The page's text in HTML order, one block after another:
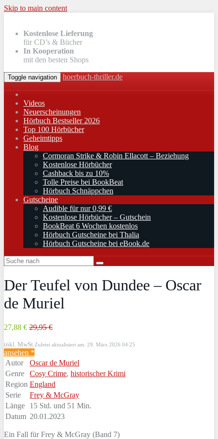
Skip to main content
Kostenlose Lieferung
für CD’s & Bücher
In Kooperation
mit den besten Shops
Toggle navigation hoerbuch-thriller.de
Videos
Neuerscheinungen
Hörbuch Bestseller 2026
Top 100 Hörbücher
Geheimtipps
Blog
Cormoran Strike & Robin Ellacott – Beziehung
Kostenlose Hörbücher
Cashback bis zu 10%
Tolle Preise bei BookBeat
Hörbuch Schnäppchen
Gutscheine
Audible für nur 0,99 €
Kostenlose Hörbücher – Gutschein
BookBeat 6 Wochen kostenlos
Hörbuch Gutscheine bei Thalia
Hörbuch Gutscheine bei eBook.de
Der Teufel von Dundee – Oscar
de Muriel
27,88 € 29,95 €
inkl. MwSt. Zuletzt aktualisiert am: 29. März 2026 04:25
ansehen *
Autor
Oscar de Muriel
Genre
Cosy Crime, historischer Krimi
Region England
Serie
Frey & McGray
Länge
15 Std. und 51 Min.
Datum 20.01.2023
Ein Fall für Frey & McGray (Band 7)